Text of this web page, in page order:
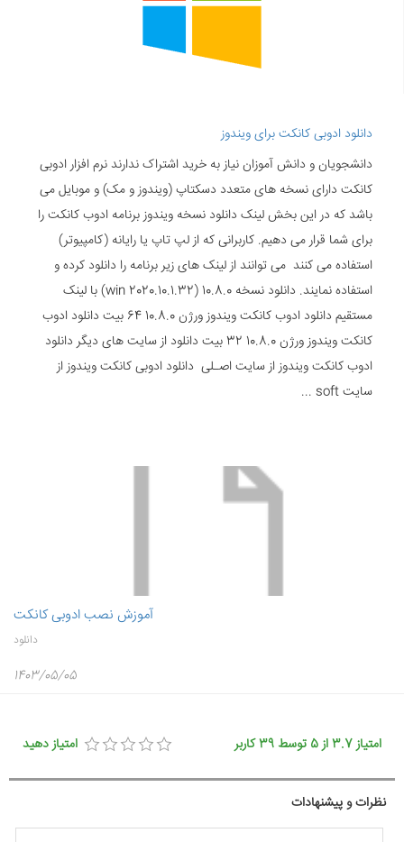
دانلود ادوبی کانکت برای ویندوز
دانشجویان و دانش آموزان نیاز به خرید اشتراک ندارند نرم افزار ادوبی
کانکت دارای نسخه های متعدد دسکتاپ (ویندوز و مک) و موبایل می
باشد که در این بخش لینک دانلود نسخه ویندوز برنامه ادوب کانکت را
برای شما قرار می دهیم. کاربرانی که از لپ تاپ یا رایانه (کامپیوتر)
استفاده می کنند می توانند از لینک های زیر برنامه را دانلود کرده و
استفاده نمایند. دانلود نسخه 10.8.0 (win 2020.10.1.32) با لینک
مستقیم دانلود ادوب کانکت ویندوز ورژن 10.8.0 64 بیت دانلود ادوب
کانکت ویندوز ورژن 10.8.0 32 بیت دانلود از سایت های دیگر دانلود
ادوب کانکت ویندوز از سایت اصـلی دانلود ادوبی کانکت ویندوز از
سایت soft ...
آموزش نصب ادوبی کانکت
دانلود
1403/05/05
امتیاز دهید امتیاز3.7از5 توسط39کاربر
نظرات و پیشنهادات